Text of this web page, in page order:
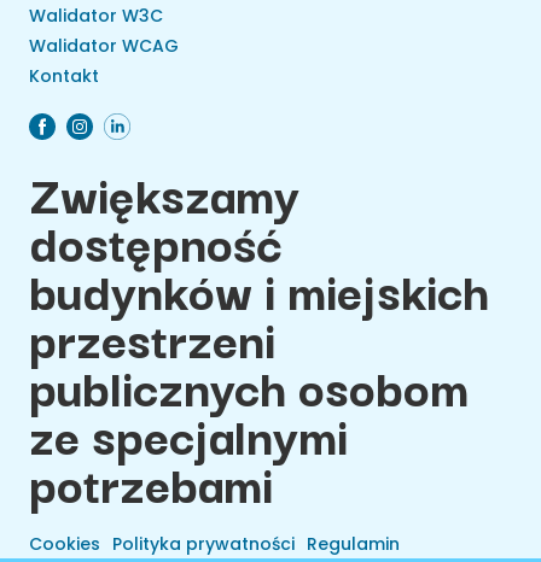
Walidator W3C
Walidator WCAG
Kontakt
Zwiększamy
dostępność
budynków i miejskich
przestrzeni
publicznych osobom
ze specjalnymi
potrzebami
Cookies Polityka prywatności Regulamin